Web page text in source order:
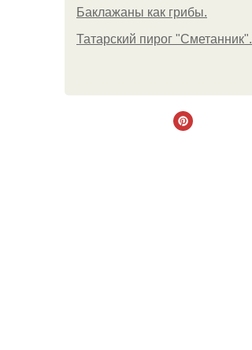
Баклажаны как грибы.
Татарский пирог "Сметанник".